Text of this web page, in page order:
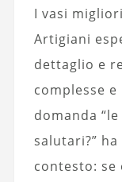
I vasi
Artigiani
dettaglio e
complesse
domanda
salutari?”
contesto: